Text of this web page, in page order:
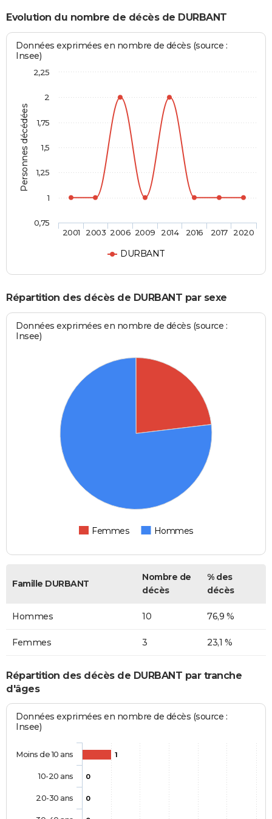
Evolution du nombre de décès de DURBANT
Personnes décédées
Données exprimées en nombre de décès (source :
Insee)
DURBANT
2001 2003 2006 2009 2014 2016 2017 2020
0,75
1
1,25
1,5
1,75
2
2,25
Répartition des décès de DURBANT par sexe
Données exprimées en nombre de décès (source :
Insee)
Femmes Hommes
Famille DURBANT
Nombre de
décès
% des
décès
Hommes 10 76,9 %
Femmes 3 23,1 %
Répartition des décès de DURBANT par tranche
d'âges
Données exprimées en nombre de décès (source :
Insee)
1
0
0
Moins de 10 ans
10-20 ans
20-30 ans